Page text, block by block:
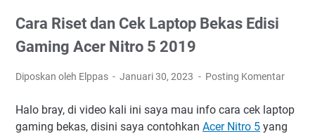
Cara Riset dan Cek Laptop Bekas Edisi
Gaming Acer Nitro 5 2019
Diposkan oleh Elppas Januari 30, 2023 Posting Komentar
Halo bray, di video kali ini saya mau info cara cek laptop
gaming bekas, disini saya contohkan Acer Nitro 5 yang